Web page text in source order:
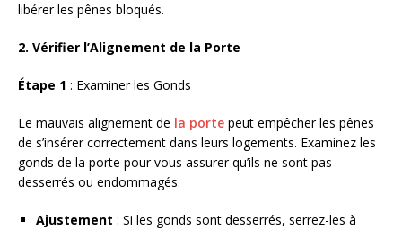
libérer les pênes bloqués.
2. Vérifier l’Alignement de la Porte
Étape 1 : Examiner les Gonds
Le mauvais alignement de la porte peut empêcher les pênes
de s’insérer correctement dans leurs logements. Examinez les
gonds de la porte pour vous assurer qu’ils ne sont pas
desserrés ou endommagés.
Ajustement : Si les gonds sont desserrés, serrez-les à